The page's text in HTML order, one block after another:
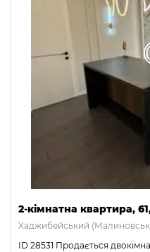
2-кімнатна квартира,
Хаджибейський
ID 28531 Продається